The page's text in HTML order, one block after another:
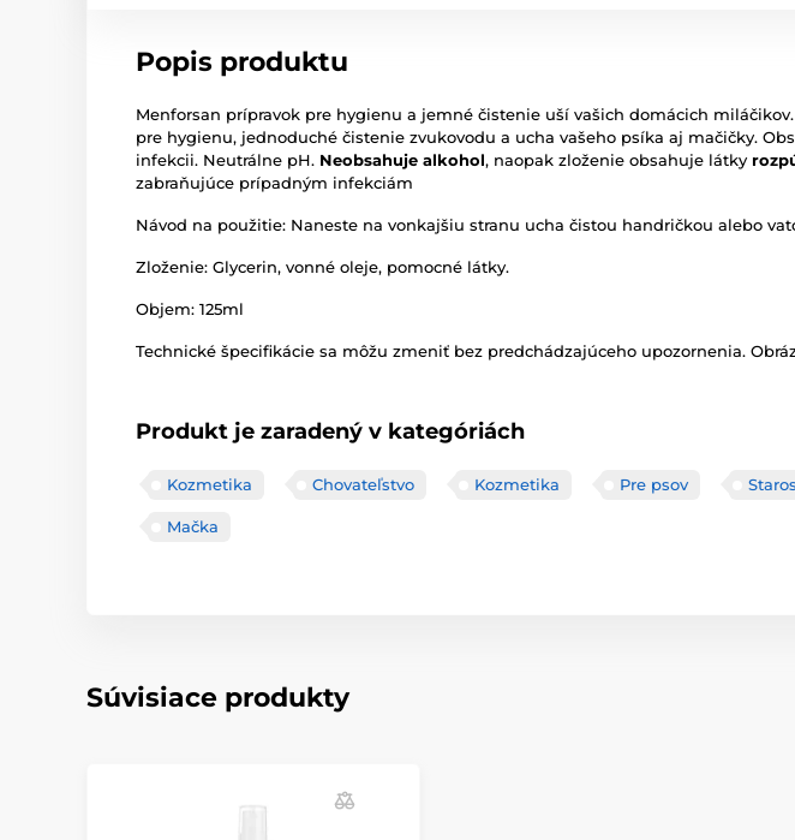
Popis produktu
Menforsan prípravok pre hygienu a jemné čistenie uší vašich domácich
pre hygienu, jednoduché čistenie zvukovodu a ucha vašeho psíka aj mačičky.
infekcii. Neutrálne pH. Neobsahuje alkohol, naopak zloženie obsahuje látky
zabraňujúce prípadným infekciám
Návod na použitie: Naneste na vonkajšiu stranu ucha čistou handričkou alebo
Zloženie: Glycerin, vonné oleje, pomocné látky.
Objem: 125ml
Technické špecifikácie sa môžu zmeniť bez predchádzajúceho upozornenia.
Produkt je zaradený v kategóriách
Kozmetika Chovateľstvo Kozmetika Pre psov
Mačka
Súvisiace produkty